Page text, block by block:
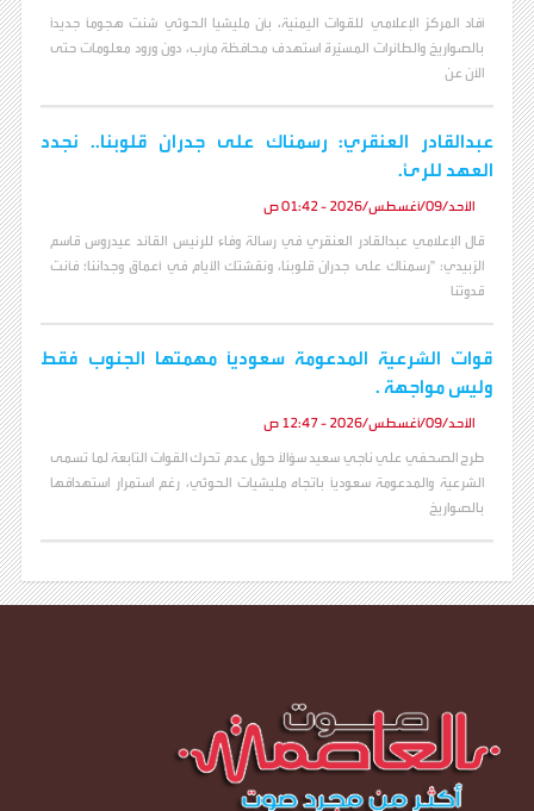
أفاد المركز الإعلامي للقوات اليمنية، بأن مليشيا الحوثي شنت هجوماً جديداً
بالصواريخ والطائرات المسيّرة استهدف محافظة مأرب، دون ورود معلومات حتى
الآن عن
عبدالقادر العنقري: رسمناك على جدران قلوبنا.. نجدد
العهد للرئ.
الأحد/09/أغسطس/2026 - 01:42 ص
قال الإعلامي عبدالقادر العنقري في رسالة وفاء للرئيس القائد عيدروس قاسم
الزبيدي: "رسمناك على جدران قلوبنا، ونقشتك الأيام في أعماق وجداننا؛ فأنت
قدوتنا
قوات الشرعية المدعومة سعودياً مهمتها الجنوب فقط
وليس مواجهة .
الأحد/09/أغسطس/2026 - 12:47 ص
طرح الصحفي علي ناجي سعيد سؤالاً حول عدم تحرك القوات التابعة لما تسمى
الشرعية والمدعومة سعودياً باتجاه مليشيات الحوثي، رغم استمرار استهدافها
بالصواريخ